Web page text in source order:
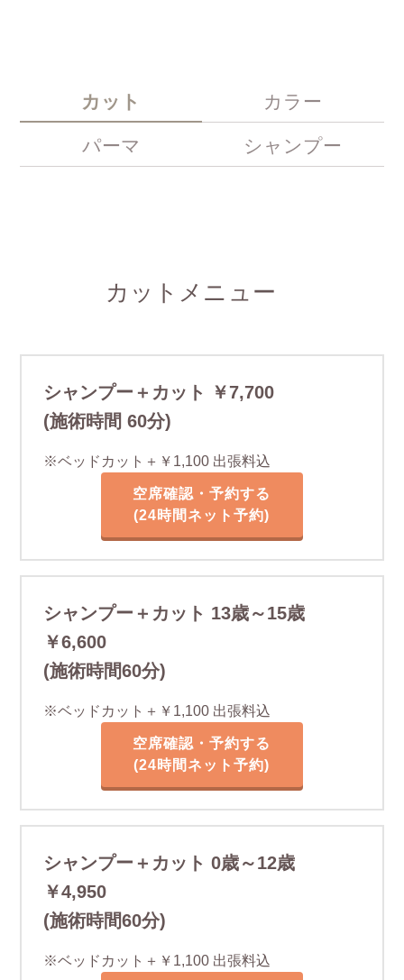
カット カラー
パーマ シャンプー
カットメニュー
シャンプー＋カット ￥7,700
(施術時間 60分)
※ベッドカット＋￥1,100 出張料込
空席確認・予約する
(24時間ネット予約)
シャンプー＋カット 13歳～15歳
￥6,600
(施術時間60分)
​※ベッドカット＋￥1,100 出張料込
空席確認・予約する
(24時間ネット予約)
シャンプー＋カット 0歳～12歳
￥4,950
(施術時間60分)
※ベッドカット＋￥1,100 出張料込